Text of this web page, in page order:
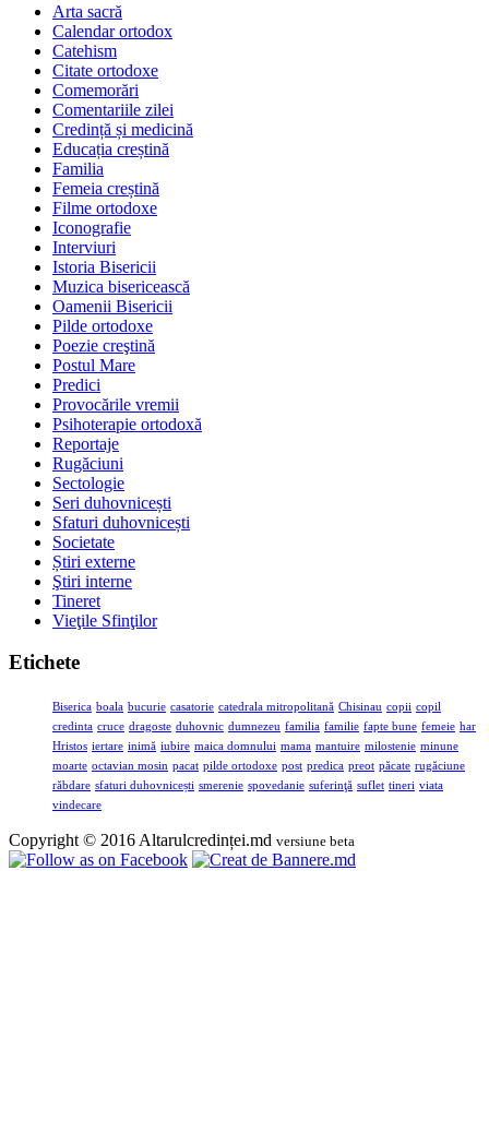
Arta sacră
Calendar ortodox
Catehism
Citate ortodoxe
Comemorări
Comentariile zilei
Credință și medicină
Educația creștină
Familia
Femeia creștină
Filme ortodoxe
Iconografie
Interviuri
Istoria Bisericii
Muzica bisericească
Oamenii Bisericii
Pilde ortodoxe
Poezie creştină
Postul Mare
Predici
Provocările vremii
Psihoterapie ortodoxă
Reportaje
Rugăciuni
Sectologie
Seri duhovnicești
Sfaturi duhovnicești
Societate
Știri externe
Ştiri interne
Tineret
Vieţile Sfinţilor
Etichete
Biserica boala bucurie casatorie catedrala mitropolitană Chisinau copii copil
credinta cruce dragoste duhovnic dumnezeu familia familie fapte bune femeie har
Hristos iertare inimă iubire maica domnului mama mantuire milostenie minune
moarte octavian mosin pacat pilde ortodoxe post predica preot păcate rugăciune
răbdare sfaturi duhovnicești smerenie spovedanie suferinţă suflet tineri viata
vindecare
Copyright © 2016 Altarulcredinței.md versiune beta